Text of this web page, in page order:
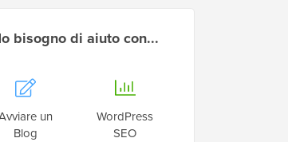
bisogno di aiuto con...
un
Blog
WordPress
SEO